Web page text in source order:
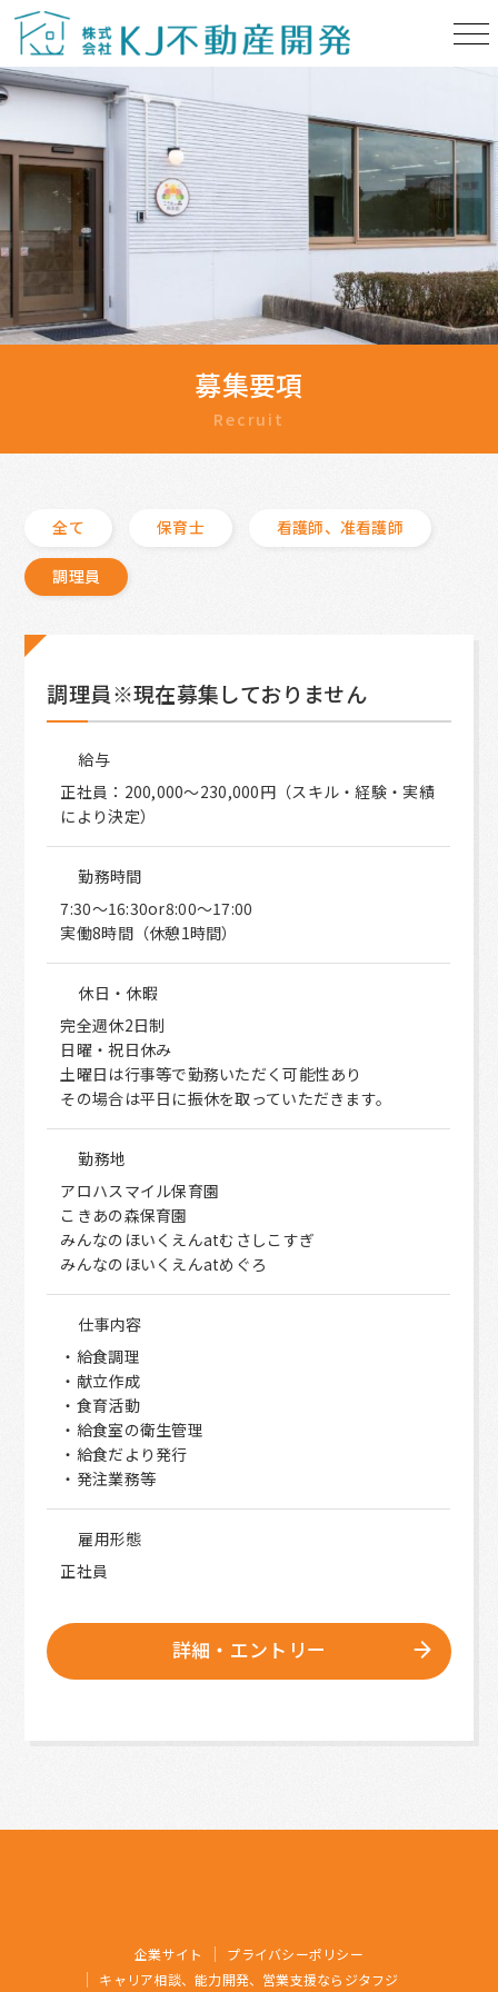
募集要項
Recruit
全て 保育士 看護師、准看護師
調理員
調理員※現在募集しておりません
給与
正社員：200,000～230,000円（スキル・経験・実績
により決定）
勤務時間
7:30～16:30or8:00～17:00
実働8時間（休憩1時間）
休日・休暇
完全週休2日制
日曜・祝日休み
土曜日は行事等で勤務いただく可能性あり
その場合は平日に振休を取っていただきます。
勤務地
アロハスマイル保育園
こきあの森保育園
みんなのほいくえんatむさしこすぎ
みんなのほいくえんatめぐろ
仕事内容
・給食調理
・献立作成
・食育活動
・給食室の衛生管理
・給食だより発行
・発注業務等
雇用形態
正社員
詳細・エントリー
企業サイト
プライバシーポリシー
キャリア相談、能力開発、営業支援ならジタフジ